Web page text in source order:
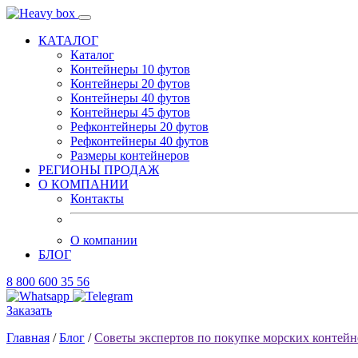
КАТАЛОГ
Каталог
Контейнеры 10 футов
Контейнеры 20 футов
Контейнеры 40 футов
Контейнеры 45 футов
Рефконтейнеры 20 футов
Рефконтейнеры 40 футов
Размеры контейнеров
РЕГИОНЫ ПРОДАЖ
О КОМПАНИИ
Контакты
О компании
БЛОГ
8 800 600 35 56
Заказать
Главная /Блог /Советы экспертов по покупке морских